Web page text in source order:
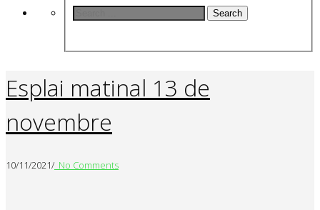
Search
Esplai matinal 13 de
novembre
10/11/2021/ No Comments